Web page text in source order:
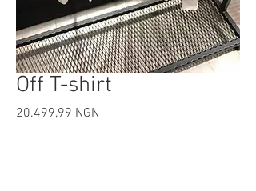
Off T-shirt
20.499,99 NGN